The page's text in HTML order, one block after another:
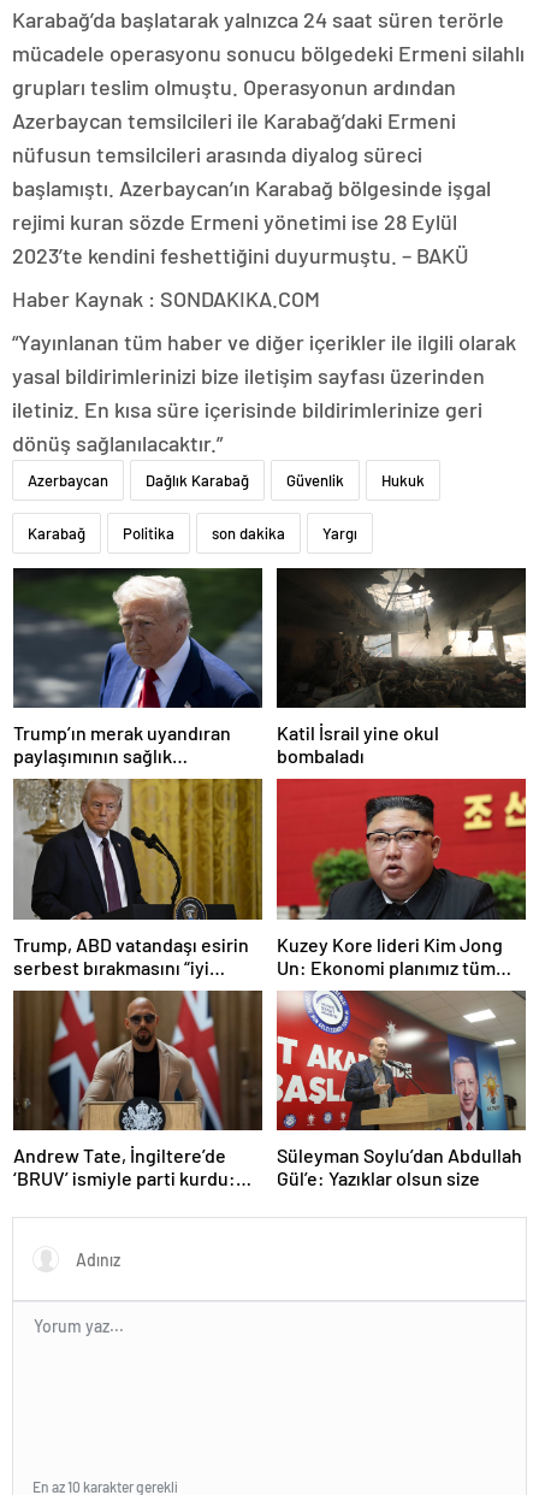
Karabağ’da başlatarak yalnızca 24 saat süren terörle
mücadele operasyonu sonucu bölgedeki Ermeni silahlı
grupları teslim olmuştu. Operasyonun ardından
Azerbaycan temsilcileri ile Karabağ’daki Ermeni
nüfusun temsilcileri arasında diyalog süreci
başlamıştı. Azerbaycan’ın Karabağ bölgesinde işgal
rejimi kuran sözde Ermeni yönetimi ise 28 Eylül
2023’te kendini feshettiğini duyurmuştu. – BAKÜ
Haber Kaynak : SONDAKIKA.COM
“Yayınlanan tüm haber ve diğer içerikler ile ilgili olarak
yasal bildirimlerinizi bize iletişim sayfası üzerinden
iletiniz. En kısa süre içerisinde bildirimlerinize geri
dönüş sağlanılacaktır.”
Azerbaycan Dağlık Karabağ Güvenlik Hukuk
Karabağ Politika son dakika Yargı
Trump’ın merak uyandıran
paylaşımının sağlık
sistemiyle ilgili kararname
olduğu anlaşıldı
Katil İsrail yine okul
bombaladı
Trump, ABD vatandaşı esirin
serbest bırakmasını “iyi
niyetle atılmış bir adım”
olarak değerlendirdi
Kuzey Kore lideri Kim Jong
Un: Ekonomi planımız tüm
sektörlerde başarısız oldu
Andrew Tate, İngiltere’de
‘BRUV’ ismiyle parti kurdu:
propagandasını
yasaklayacağız’
Süleyman Soylu’dan Abdullah
Gül’e: Yazıklar olsun size
En az 10 karakter gerekli